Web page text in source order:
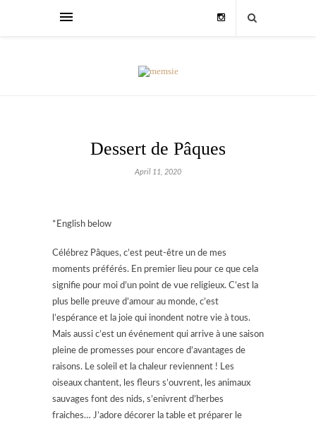
Dessert de Pâques
April 11, 2020
*English below
Célébrez Pâques, c’est peut-être un de mes
moments préférés. En premier lieu pour ce que cela
signifie pour moi d’un point de vue religieux. C’est la
plus belle preuve d’amour au monde, c’est
l’espérance et la joie qui inondent notre vie à tous.
Mais aussi c’est un événement qui arrive à une saison
pleine de promesses pour encore d’avantages de
raisons. Le soleil et la chaleur reviennent ! Les
oiseaux chantent, les fleurs s’ouvrent, les animaux
sauvages font des nids, s’enivrent d’herbes
fraiches… J’adore décorer la table et préparer le